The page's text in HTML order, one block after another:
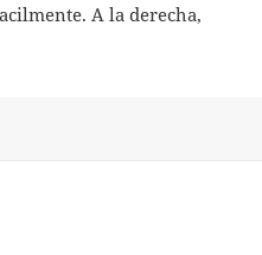
A la derecha,